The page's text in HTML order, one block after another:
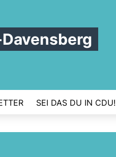
SEI DAS DU IN CDU!